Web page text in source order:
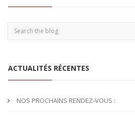
ACTUALITÉS RÉCENTES
NOS PROCHAINS RENDEZ-VOUS :